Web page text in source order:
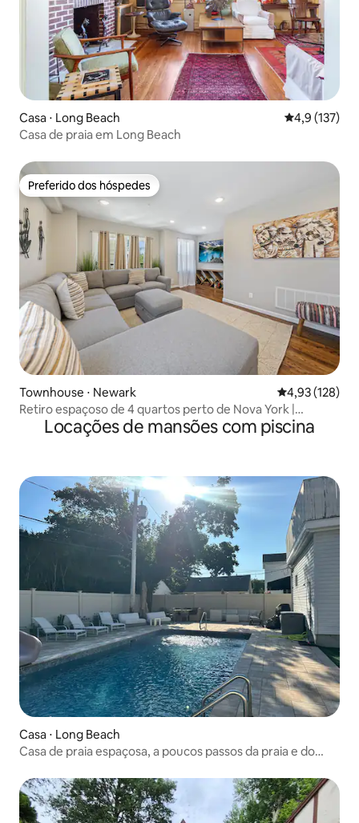
Casa ⋅ Long Beach 4,9 de uma
4,9 (137)
Casa de praia em Long Beach
Preferido dos hóspedes
Preferido dos hóspedes
Townhouse ⋅ Newark 4,93 de uma
4,93 (128)
Retiro espaçoso de 4 quartos perto de Nova York |
Acomoda 12 pessoas
Locações de mansões com piscina
Casa ⋅ Long Beach
Casa de praia espaçosa, a poucos passos da praia e do